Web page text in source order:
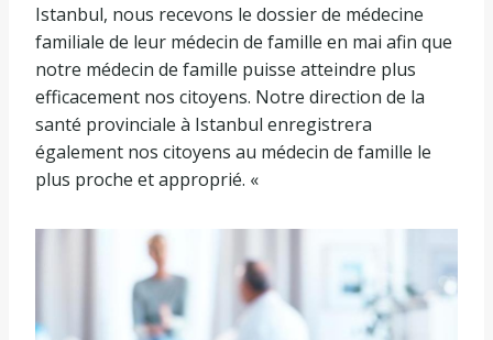
Istanbul, nous recevons le dossier de médecine
familiale de leur médecin de famille en mai afin que
notre médecin de famille puisse atteindre plus
efficacement nos citoyens. Notre direction de la
santé provinciale à Istanbul enregistrera
également nos citoyens au médecin de famille le
plus proche et approprié. «